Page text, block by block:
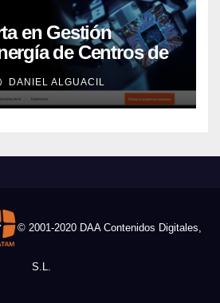
en Gestión
de Centros de
su crecimiento
DANIEL ALGUACIL
© 2001-2020 DAA Contenidos Digitales,
S.L.